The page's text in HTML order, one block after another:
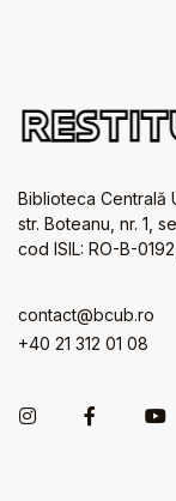
Biblioteca Centrală
str. Boteanu, nr. 1,
cod ISIL: RO-B-
contact@bcub.ro
+40 21 312 01 08